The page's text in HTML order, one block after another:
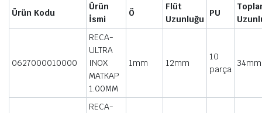
Ürün Kodu
Ürün
İsmi
Ö
Flüt
Uzunluğu
PU
0627000010000
RECA-
ULTRA
INOX
MATKAP
1.00MM
1mm 12mm
10
parça
34mm
RECA-